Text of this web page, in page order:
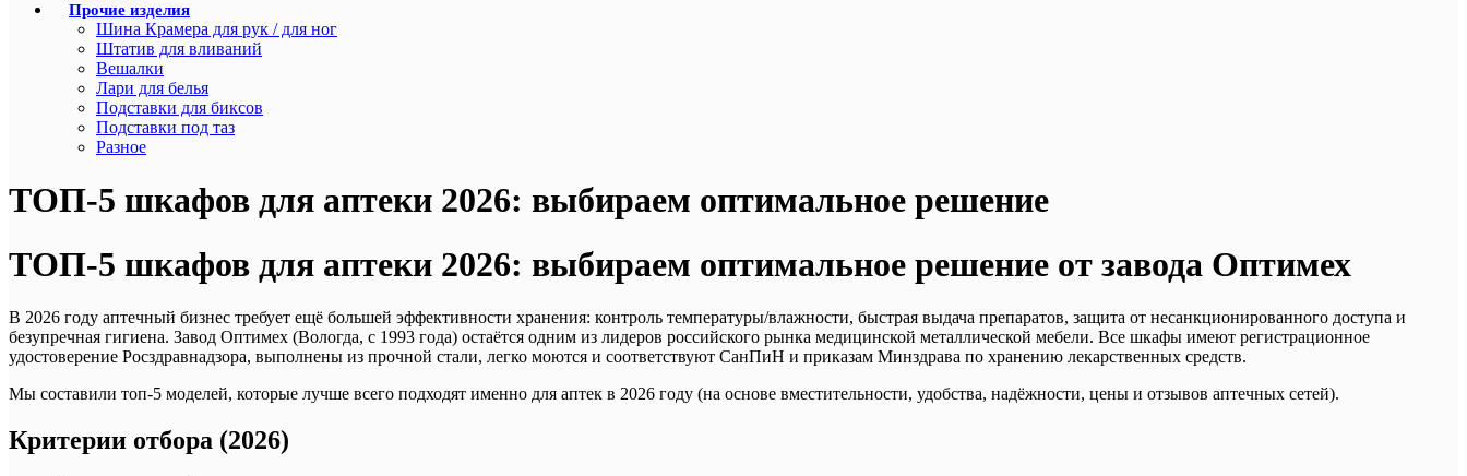
Прочие изделия
Шина Крамера для рук / для ног
Штатив для вливаний
Вешалки
Лари для белья
Подставки для биксов
Подставки под таз
Разное
ТОП‑5 шкафов для аптеки 2026: выбираем оптимальное решение
ТОП-5 шкафов для аптеки 2026: выбираем оптимальное решение от завода Оптимех
В 2026 году аптечный бизнес требует ещё большей эффективности хранения: контроль температуры/влажности, быстрая выдача препаратов, защита от несанкционированного доступа и
безупречная гигиена. Завод Оптимех (Вологда, с 1993 года) остаётся одним из лидеров российского рынка медицинской металлической мебели. Все шкафы имеют регистрационное
удостоверение Росздравнадзора, выполнены из прочной стали, легко моются и соответствуют СанПиН и приказам Минздрава по хранению лекарственных средств.
Мы составили топ-5 моделей, которые лучше всего подходят именно для аптек в 2026 году (на основе вместительности, удобства, надёжности, цены и отзывов аптечных сетей).
Критерии отбора (2026)